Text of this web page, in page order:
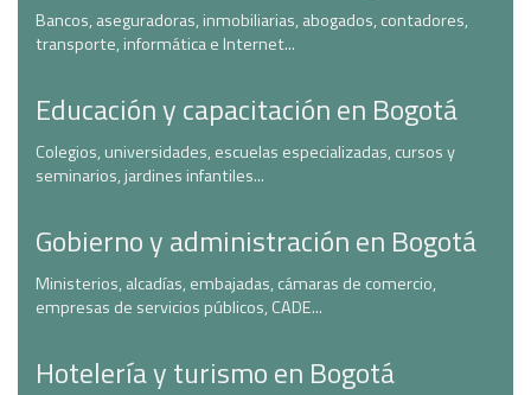
Bancos, aseguradoras, inmobiliarias, abogados, contadores,
transporte, informática e Internet...
Educación y capacitación en Bogotá
Colegios, universidades, escuelas especializadas, cursos y
seminarios, jardines infantiles...
Gobierno y administración en Bogotá
Ministerios, alcadías, embajadas, cámaras de comercio,
empresas de servicios públicos, CADE...
Hotelería y turismo en Bogotá